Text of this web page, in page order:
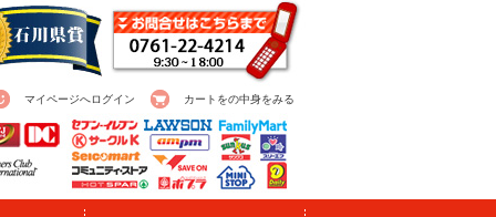
マイページへログイン カートをの中身をみる